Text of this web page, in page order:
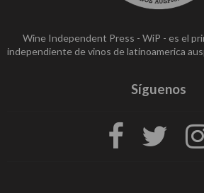
Wine Independent Press - WiP - es el
independiente de vinos de latinoamerica
Síguenos